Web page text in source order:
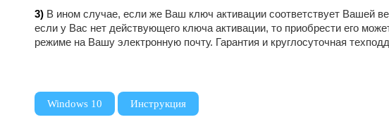
3)В ином случае, если же Ваш ключ активации соответствует Вашей
если у Вас нет действующего ключа активации, то приобрести его
режиме на Вашу электронную почту. Гарантия и круглосуточная
Windows 10 , Инструкция